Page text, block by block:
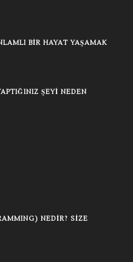
BIR HAYAT YAŞAMAK
ŞEYI NEDEN
NEDIR? SIZE